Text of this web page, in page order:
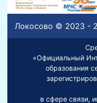
Локосово © 2023 -
«Официальный
образования
в сфере связи,